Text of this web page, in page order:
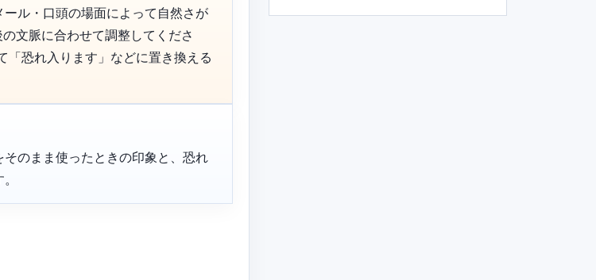
ル・口頭の場面によって自然さが
文脈に合わせて調整してくださ
「恐れ入ります」などに置き換える
のまま使ったときの印象と、恐れ